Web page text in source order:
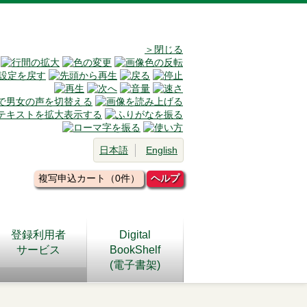
＞閉じる
日本語 English
複写申込カート（0件） ヘルプ
登録利用者
サービス
Digital
BookShelf
(電子書架)